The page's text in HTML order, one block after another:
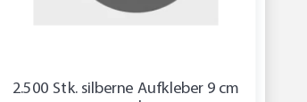
2.500 Stk. silberne Aufkleber 9 cm